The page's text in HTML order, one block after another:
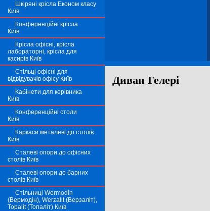
Шкіряні крісла Економ класу
Київ
Конференційні крісла
Київ
Крісла офісні, крісла
лабораторні, крісла для
касирів Київ
Стільці офісні для
відвідувачів офісу Київ
Кабінети для керівника
Київ
Конференційні столи
Київ
Каркаси металеві до столів
Київ
Сталеві опори до офісних
столів Київ
Сталеві опори до барних
столів Київ
Стільниці Wermodin
(Вермодін), Werzalit (Верзаліт),
Topalit (Топаліт) Київ
Диван Гелері